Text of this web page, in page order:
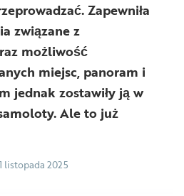
Zapewniła
związane z
możliwość
miejsc, panoram i
jednak zostawiły ją w
Ale to już
1 listopada 2025